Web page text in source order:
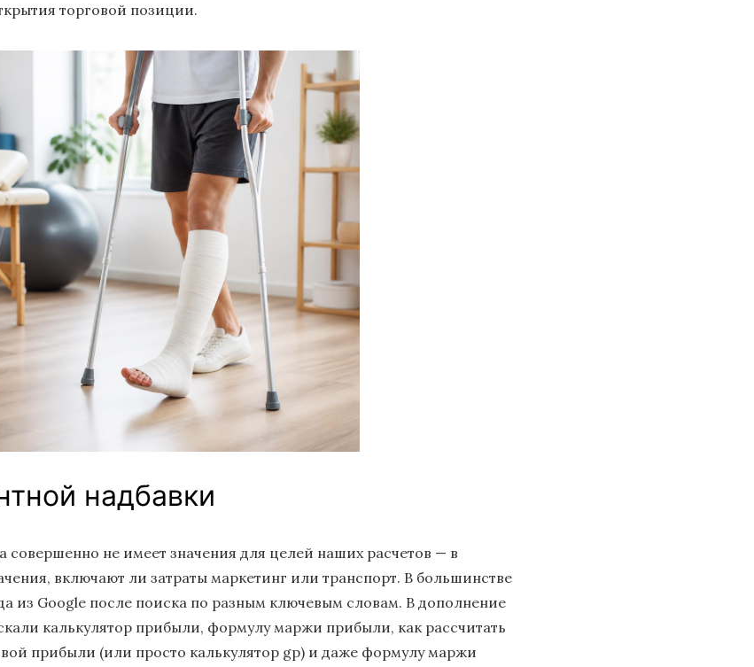
торговой позиции.
надбавки
совершенно не имеет значения для целей наших расчетов — в
включают ли затраты маркетинг или транспорт. В большинстве
из Google после поиска по разным ключевым словам. В дополнение
калькулятор прибыли, формулу маржи прибыли, как рассчитать
прибыли (или просто калькулятор gp) и даже формулу маржи